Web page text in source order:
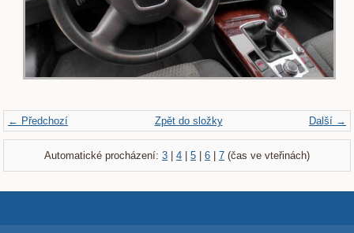
← Předchozí Další →
Zpět do složky
Automatické procházení: 3 | 4 | 5 | 6 | 7 (čas ve vteřinách)